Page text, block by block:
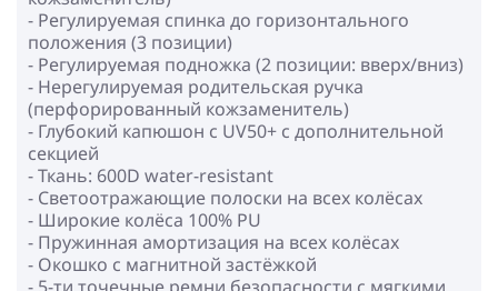
- Регулируемая спинка до горизонтального
положения (3 позиции)
- Регулируемая подножка (2 позиции: вверх/вниз)
- Нерегулируемая родительская ручка
(перфорированный кожзаменитель)
- Глубокий капюшон c UV50+ с дополнительной
секцией
- Ткань: 600D water-resistant
- Светоотражающие полоски на всех колёсах
- Широкие колёса 100% PU
- Пружинная aмортизация на всех колёсах
- Окошко с магнитной застёжкой